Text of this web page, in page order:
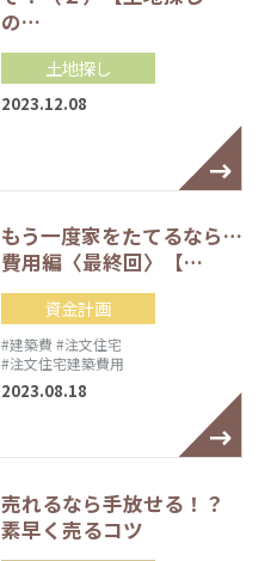
の…
土地探し
2023.12.08
もう一度家をたてるなら…
費用編〈最終回〉【…
資金計画
#建築費 #注文住宅
#注文住宅建築費用
2023.08.18
売れるなら手放せる！？
素早く売るコツ